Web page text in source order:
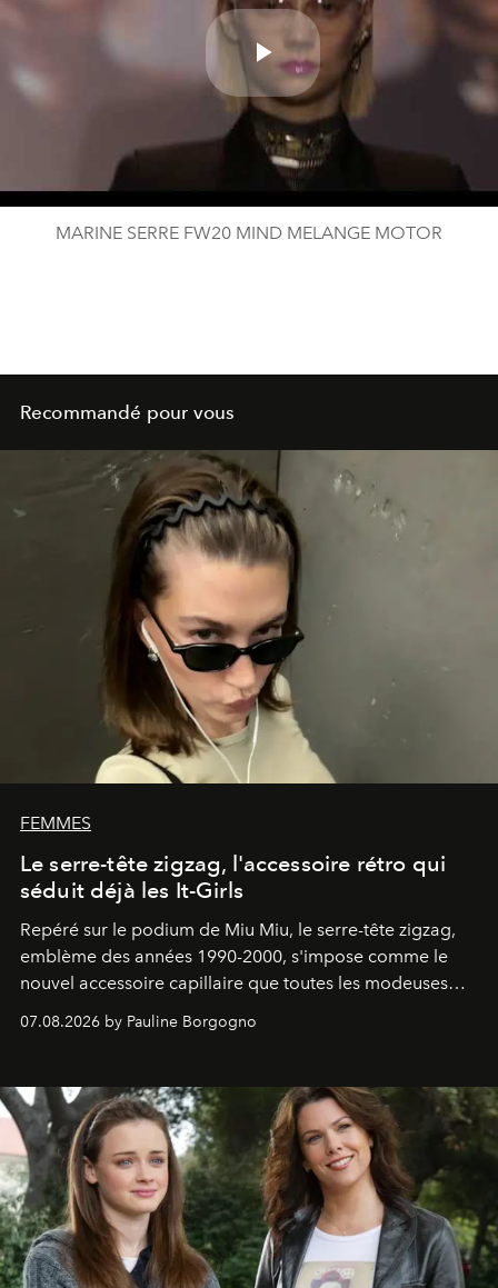
Play
Video
MARINE SERRE FW20 MIND MELANGE MOTOR
Recommandé pour vous
FEMMES
Le serre-tête zigzag, l'accessoire rétro qui
séduit déjà les It-Girls
Repéré sur le podium de Miu Miu, le serre-tête zigzag,
emblème des années 1990-2000, s'impose comme le
nouvel accessoire capillaire que toutes les modeuses
07.08.2026 by Pauline Borgogno